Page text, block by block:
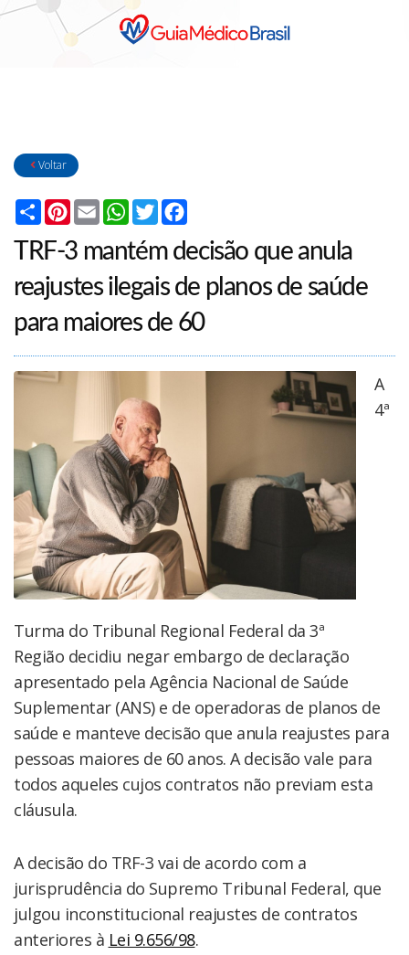
Voltar
Compartilhar
Pinterest
Email WhatsApp
Twitter
TRF-3 mantém decisão que anula
reajustes ilegais de planos de saúde
para maiores de 60
A
4ª
Turma do Tribunal Regional Federal da 3ª
Região decidiu negar embargo de declaração
apresentado pela Agência Nacional de Saúde
Suplementar (ANS) e de operadoras de planos de
saúde e manteve decisão que anula reajustes para
pessoas maiores de 60 anos. A decisão vale para
todos aqueles cujos contratos não previam esta
cláusula.
A decisão do TRF-3 vai de acordo com a
jurisprudência do Supremo Tribunal Federal, que
julgou inconstitucional reajustes de contratos
anteriores à Lei 9.656/98.